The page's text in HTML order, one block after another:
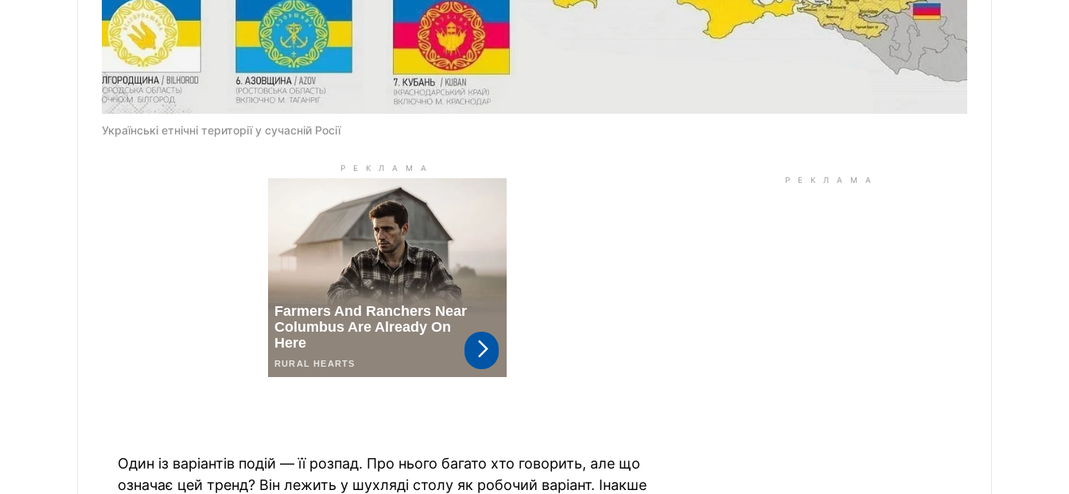
Українські етнічні території у сучасній Росії
Один із варіантів подій — її розпад. Про нього багато хто говорить, але що
означає цей тренд? Він лежить у шухляді столу як робочий варіант. Інакше